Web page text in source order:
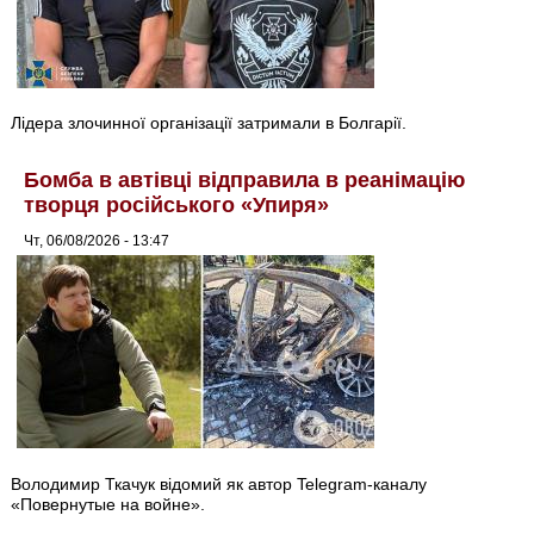
Лідера злочинної організації затримали в Болгарії.
Бомба в автівці відправила в реанімацію
творця російського «Упиря»
Чт, 06/08/2026 - 13:47
Володимир Ткачук відомий як автор Telegram-каналу
«Повернутые на войне».